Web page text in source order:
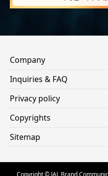
Company
Inquiries & FAQ
Privacy policy
Copyrights
Sitemap